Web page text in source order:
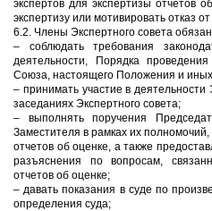
экспертов для экспертизы отчетов
экспертизу или мотивировать отказ
6.2. Члены Экспертного совета
– соблюдать требования
деятельности, Порядка
Союза, настоящего Положения и
– принимать участие в деятельности
заседаниях Экспертного совета;
– выполнять поручения
Заместителя в рамках их
отчетов об оценке, а также
разъяснения по вопросам,
отчетов об оценке;
– давать показания в суде по
определения суда;